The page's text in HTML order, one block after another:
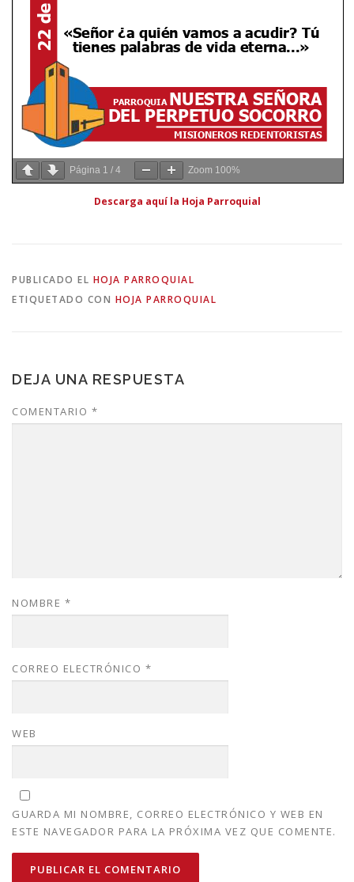
Página 1 / 4 Zoom 100%
Descarga aquí la Hoja Parroquial
PUBLICADO EL HOJA PARROQUIAL
ETIQUETADO CON HOJA PARROQUIAL
DEJA UNA RESPUESTA
COMENTARIO *
NOMBRE *
CORREO ELECTRÓNICO *
WEB
GUARDA MI NOMBRE, CORREO ELECTRÓNICO Y WEB EN
ESTE NAVEGADOR PARA LA PRÓXIMA VEZ QUE COMENTE.